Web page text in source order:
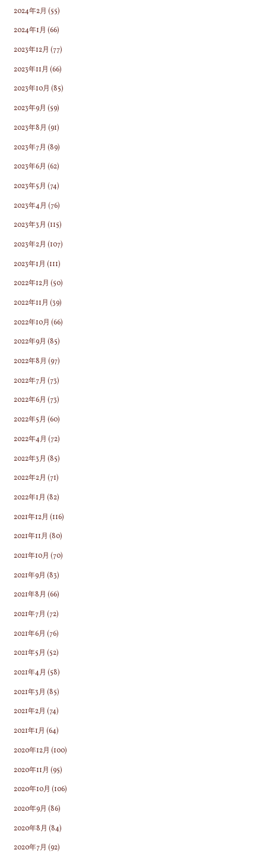
2024年2月 (55)
2024年1月 (66)
2023年12月 (77)
2023年11月 (66)
2023年10月 (85)
2023年9月 (59)
2023年8月 (91)
2023年7月 (89)
2023年6月 (62)
2023年5月 (74)
2023年4月 (76)
2023年3月 (115)
2023年2月 (107)
2023年1月 (111)
2022年12月 (50)
2022年11月 (39)
2022年10月 (66)
2022年9月 (85)
2022年8月 (97)
2022年7月 (73)
2022年6月 (73)
2022年5月 (60)
2022年4月 (72)
2022年3月 (85)
2022年2月 (71)
2022年1月 (82)
2021年12月 (116)
2021年11月 (80)
2021年10月 (70)
2021年9月 (83)
2021年8月 (66)
2021年7月 (72)
2021年6月 (76)
2021年5月 (52)
2021年4月 (58)
2021年3月 (85)
2021年2月 (74)
2021年1月 (64)
2020年12月 (100)
2020年11月 (95)
2020年10月 (106)
2020年9月 (86)
2020年8月 (84)
2020年7月 (92)